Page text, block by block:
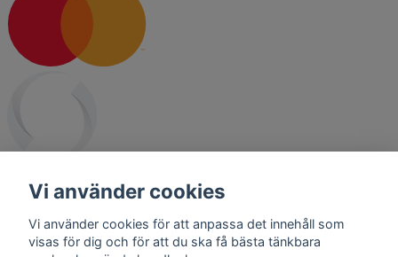
Vi använder cookies
Vi använder cookies för att anpassa det innehåll som
visas för dig och för att du ska få bästa tänkbara